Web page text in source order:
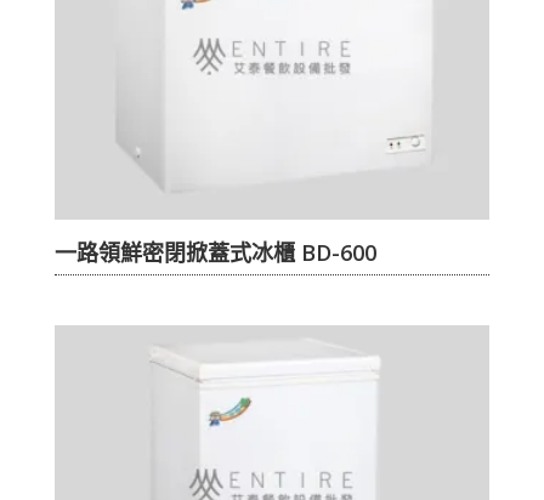
一路領鮮密閉掀蓋式冰櫃 BD-600